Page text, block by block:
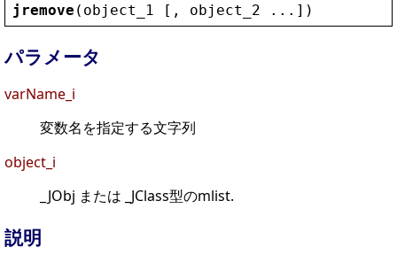
jremove ( object_1 [, object_2 ...])
パラメータ
varName_i
変数名を指定する文字列
object_i
_JObj または _JClass型のmlist.
説明